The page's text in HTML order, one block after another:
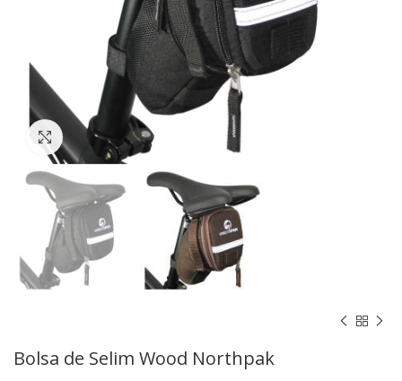
Clique para Ampliar
Bolsa de Selim Wood Northpak